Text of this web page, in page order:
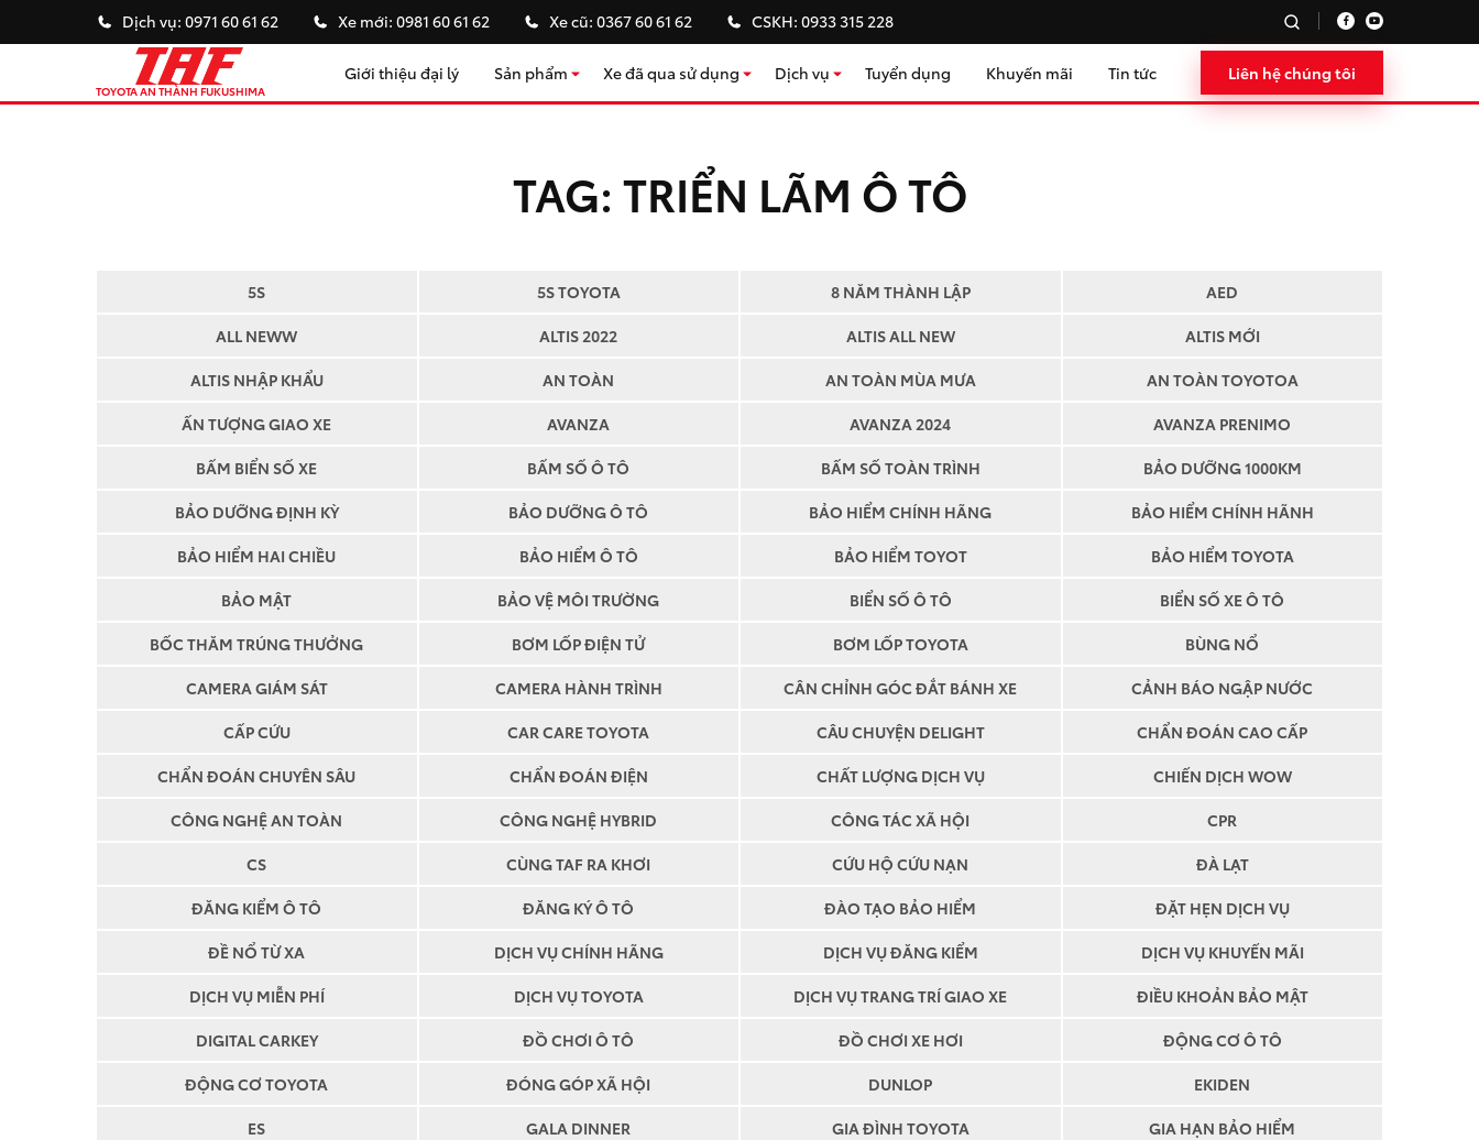
Dịch vụ: 0971 60 61 62 Xe mới: 0981 60 61 62 Xe cũ: 0367 60 61 62 CSKH: 0933 315 228
TOYOTA AN THÀNH FUKUSHIMA
Giới thiệu đại lý Sản phẩm Xe đã qua sử dụng Dịch vụ
Sửa chữa & đồng sơn
Chính sách bảo hành
Phụ kiện ô tô Toyota
Tuyển dụng Khuyến mãi Tin tức Liên hệ chúng tôi
TAG: TRIỂN LÃM Ô TÔ
5S 5S TOYOTA 8 NĂM THÀNH LẬP
AED
ALL NEWW
ALTIS 2022 ALTIS ALL NEW
ALTIS MỚI
ALTIS NHẬP KHẨU
AN TOÀN AN TOÀN MÙA MƯA
AN TOÀN TOYOTOA
ẤN TƯỢNG GIAO XE
AVANZA AVANZA 2024
AVANZA PRENIMO
BẤM BIỂN SỐ XE
BẤM SỐ Ô TÔ BẤM SỐ TOÀN TRÌNH
BẢO DƯỠNG 1000KM
BẢO DƯỠNG ĐỊNH KỲ
BẢO DƯỠNG Ô TÔ BẢO HIỂM CHÍNH HÃNG
BẢO HIỂM CHÍNH HÃNH
BẢO HIỂM HAI CHIỀU
BẢO HIỂM Ô TÔ BẢO HIỂM TOYOT
BẢO HIỂM TOYOTA
BẢO MẬT
BẢO VỆ MÔI TRƯỜNG BIỂN SỐ Ô TÔ
BIỂN SỐ XE Ô TÔ
BỐC THĂM TRÚNG THƯỞNG
BƠM LỐP ĐIỆN TỬ BƠM LỐP TOYOTA
BÙNG NỔ
CAMERA GIÁM SÁT
CAMERA HÀNH TRÌNH CÂN CHỈNH GÓC ĐẮT BÁNH XE
CẢNH BÁO NGẬP NƯỚC
CẤP CỨU
CAR CARE TOYOTA CÂU CHUYỆN DELIGHT
CHẨN ĐOÁN CAO CẤP
CHẨN ĐOÁN CHUYÊN SÂU
CHẨN ĐOÁN ĐIỆN CHẤT LƯỢNG DỊCH VỤ
CHIẾN DỊCH WOW
CÔNG NGHỆ AN TOÀN
CÔNG NGHỆ HYBRID CÔNG TÁC XÃ HỘI
CPR
CS
CÙNG TAF RA KHƠI CỨU HỘ CỨU NẠN
ĐÀ LẠT
ĐĂNG KIỂM Ô TÔ
ĐĂNG KÝ Ô TÔ ĐÀO TẠO BẢO HIỂM
ĐẶT HẸN DỊCH VỤ
ĐỀ NỔ TỪ XA
DỊCH VỤ CHÍNH HÃNG DỊCH VỤ ĐĂNG KIỂM
DỊCH VỤ KHUYẾN MÃI
DỊCH VỤ MIỄN PHÍ
DỊCH VỤ TOYOTA DỊCH VỤ TRANG TRÍ GIAO XE
ĐIỀU KHOẢN BẢO MẬT
DIGITAL CARKEY
ĐỒ CHƠI Ô TÔ ĐỒ CHƠI XE HƠI
ĐỘNG CƠ Ô TÔ
ĐỘNG CƠ TOYOTA
ĐÓNG GÓP XÃ HỘI DUNLOP
EKIDEN
ES
GALA DINNER GIA ĐÌNH TOYOTA
GIA HẠN BẢO HIỂM